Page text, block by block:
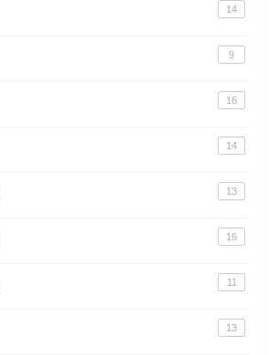
14
9
16
14
13
16
11
13